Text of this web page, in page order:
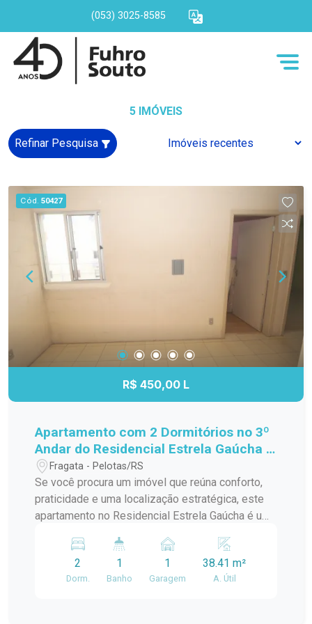
(053) 3025-8585
5 IMÓVEIS
Refinar Pesquisa
Cód. 50427
R$ 450,00 L
Apartamento com 2 Dormitórios no 3º
Andar do Residencial Estrela Gaúcha -
Excelente Localização
Fragata - Pelotas/RS
Se você procura um imóvel que reúna conforto,
praticidade e uma localização estratégica, este
apartamento no Residencial Estrela Gaúcha é uma
distribuídos e ótima iluminação natural, é ideal
para quem deseja viver com comodidade no dia a
2
Dorm.
1
Banho
1
Garagem
38.41 m²
A. Útil